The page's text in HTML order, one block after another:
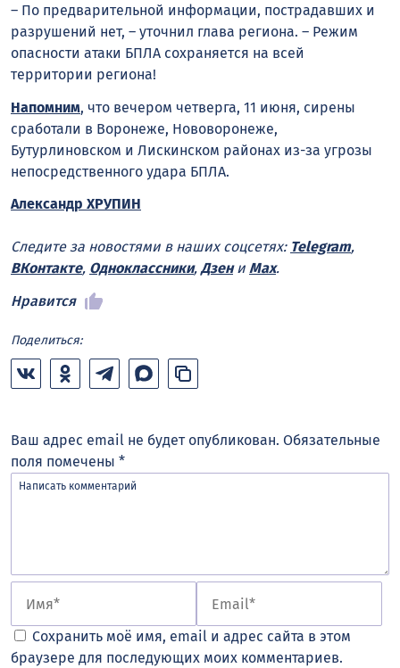
– По предварительной информации, пострадавших и
разрушений нет, – уточнил глава региона. – Режим
опасности атаки БПЛА сохраняется на всей
территории региона!
Напомним, что вечером четверга, 11 июня, сирены
сработали в Воронеже, Нововоронеже,
Бутурлиновском и Лискинском районах из-за угрозы
непосредственного удара БПЛА.
Александр ХРУПИН
Следите за новостями в наших соцсетях: Telegram,
ВКонтакте, Одноклассники, Дзени Max.
Нравится
Поделиться:
Ваш адрес email не будет опубликован. Обязательные
поля помечены *
Сохранить моё имя, email и адрес сайта в этом
браузере для последующих моих комментариев.